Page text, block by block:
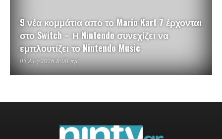
9 νέα κομμάτια από το Mario Kart 7 έρχονται
στο Switch – Η Nintendo συνεχίζει να
εμπλουτίζει το Nintendo Music
05 Αυγ 2026 8:00 πμ